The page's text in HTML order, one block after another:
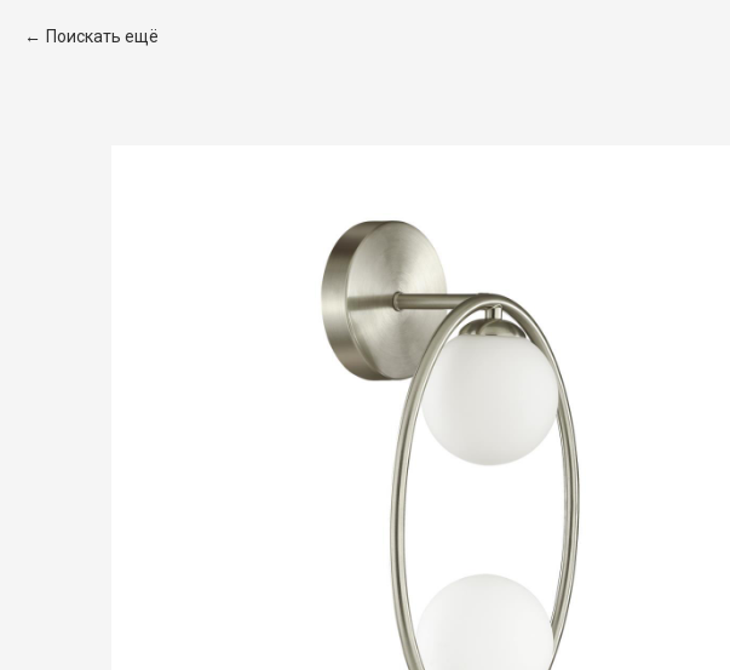
Поискать ещё